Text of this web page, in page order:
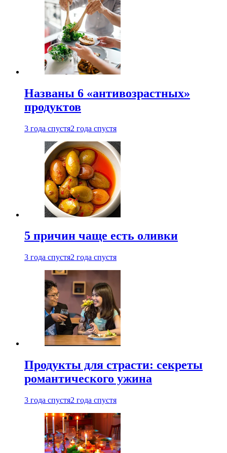
Названы 6 «антивозрастных»
продуктов
3 года спустя2 года спустя
5 причин чаще есть оливки
3 года спустя2 года спустя
Продукты для страсти: секреты
романтического ужина
3 года спустя2 года спустя